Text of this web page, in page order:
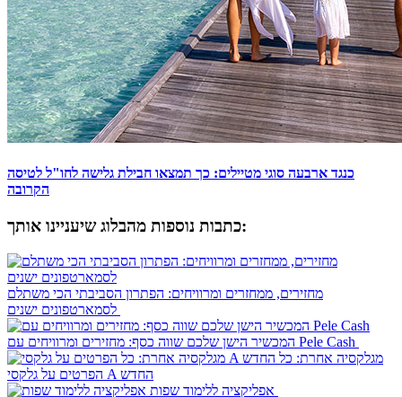
כנגד ארבעה סוגי מטיילים: כך תמצאו חבילת גלישה לחו"ל לטיסה
הקרובה
כתבות נוספות מהבלוג שיעניינו אותך:
מחזירים, ממחזרים ומרוויחים: הפתרון הסביבתי הכי משתלם
המכשיר הישן שלכם שווה כסף: מחזירים ומרוויחים עם Pele Cash
מגלקסיה אחרת: כל
הפרטים על גלקסי A החדש